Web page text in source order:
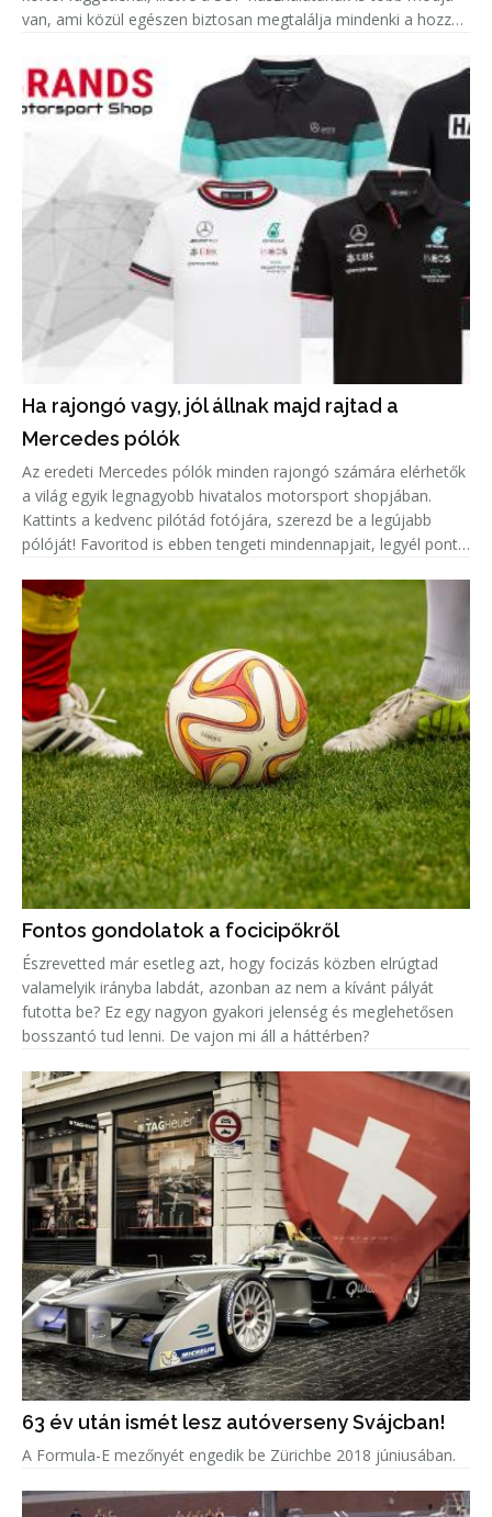
van, ami közül egészen biztosan megtalálja mindenki a hozzá
Ha rajongó vagy, jól állnak majd rajtad a
Mercedes pólók
Az eredeti Mercedes pólók minden rajongó számára elérhetők
a világ egyik legnagyobb hivatalos motorsport shopjában.
Kattints a kedvenc pilótád fotójára, szerezd be a legújabb
pólóját! Favoritod is ebben tengeti mindennapjait, legyél pont
Fontos gondolatok a focicipőkről
Észrevetted már esetleg azt, hogy focizás közben elrúgtad
valamelyik irányba labdát, azonban az nem a kívánt pályát
futotta be? Ez egy nagyon gyakori jelenség és meglehetősen
bosszantó tud lenni. De vajon mi áll a háttérben?
63 év után ismét lesz autóverseny Svájcban!
A Formula-E mezőnyét engedik be Zürichbe 2018 júniusában.